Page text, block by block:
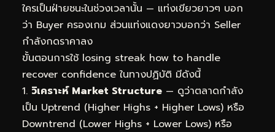
ใครเป็นฝ่ายชนะในช่วงเวลานั้น — แท่งเขียวยาวๆ บอก
ว่า Buyer ครองเกม ส่วนแท่งแดงยาวบอกว่า Seller
กำลังกดราคาลง
ขั้นตอนการใช้ losing streak how to handle
recover confidence ในทางปฏิบัติ มีดังนี้
วิเคราะห์ Market Structure — ดูว่าตลาดกำลัง
เป็น Uptrend (Higher Highs + Higher Lows) หรือ
Downtrend (Lower Highs + Lower Lows) หรือ